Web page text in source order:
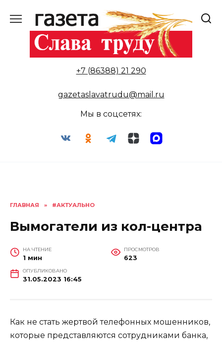
содержанию
+7 (86388) 21 290
gazetaslavatrudu@mail.ru
Мы в соцсетях:
ГЛАВНАЯ » #АКТУАЛЬНО
Вымогатели из кол-центра
НА ЧТЕНИЕ
1 мин
ПРОСМОТРОВ
623
ОПУБЛИКОВАНО
31.05.2023 16:45
Как не стать жертвой телефонных мошенников,
которые представляются сотрудниками банка,